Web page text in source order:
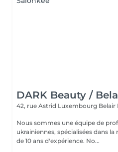
DARK Beauty /
42, rue Astrid Luxembourg Belair
Nous sommes une équipe de
ukrainiennes, spécialisées dans
de 10 ans d'expérience. No...